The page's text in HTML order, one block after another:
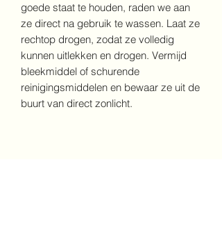
goede staat te houden, raden we aan
ze direct na gebruik te wassen. Laat ze
rechtop drogen, zodat ze volledig
kunnen uitlekken en drogen. Vermijd
bleekmiddel of schurende
reinigingsmiddelen en bewaar ze uit de
buurt van direct zonlicht.